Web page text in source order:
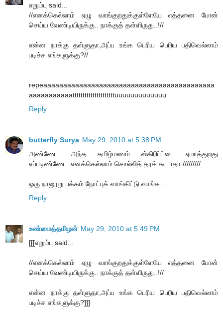
எறும்பு said...
//எனக்கெல்லாம் ஏழு வாங்குறதுக்குள்ளேயே எத்தனை போன்
செய்ய வேண்டியிருக்கு.. நாக்குத் தள்ளிருது..!//
என்ன நாக்கு தள்ளுதா,அப்ப உங்க பெரிய பெரிய பதிவெல்லாம்
படிச்ச எங்களுக்கு?//
repeaaaaaaaaaaaaaaaaaaaaaaaaaaaaaaaaaaaaaaaaaaa
aaaaaaaaaaatttttttttttttttttttttuuuuuuuuuuuuu
Reply
butterfly Surya May 29, 2010 at 5:38 PM
அண்ணே.. அந்த தமிழ்மணம் ஸ்கிரிப்ட்டை ஏமாத்துறது
எப்படிண்ணே.. எனக்கெல்லாம் சொல்லித் தரக் கூடாதா./////////
ஒரு நானூறு பக்கம் நோட்புக் வாங்கிட்டு வாங்க...
Reply
உண்மைத்தமிழன் May 29, 2010 at 5:49 PM
[[[எறும்பு said...
//எனக்கெல்லாம் ஏழு வாங்குறதுக்குள்ளேயே எத்தனை போன்
செய்ய வேண்டியிருக்கு.. நாக்குத் தள்ளிருது..!//
என்ன நாக்கு தள்ளுதா,அப்ப உங்க பெரிய பெரிய பதிவெல்லாம்
படிச்ச எங்களுக்கு?]]]